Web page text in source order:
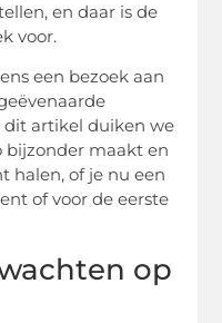
en daar is de
voor.
een bezoek aan
dit artikel duiken we
bijzonder maakt en
halen, of je nu een
of voor de eerste
op